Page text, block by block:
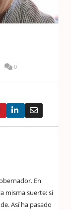
0
PinterestLinkedIn
En
misma suerte: si
Así ha pasado